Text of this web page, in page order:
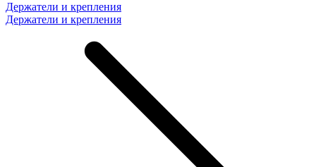
Держатели и крепления
Держатели и крепления